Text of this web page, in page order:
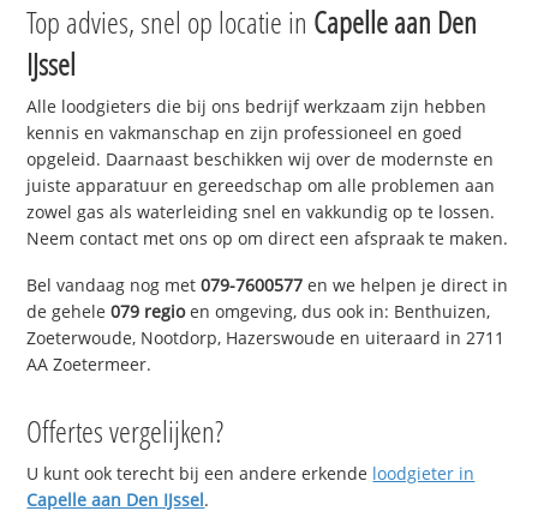
Top advies, snel op locatie in Capelle aan Den
IJssel
Alle loodgieters die bij ons bedrijf werkzaam zijn hebben
kennis en vakmanschap en zijn professioneel en goed
opgeleid. Daarnaast beschikken wij over de modernste en
juiste apparatuur en gereedschap om alle problemen aan
zowel gas als waterleiding snel en vakkundig op te lossen.
Neem contact met ons op om direct een afspraak te maken.
Bel vandaag nog met079-7600577 en we helpen je direct in
de gehele079 regioen omgeving, dus ook in: Benthuizen,
Zoeterwoude, Nootdorp, Hazerswoude en uiteraard in 2711
AA Zoetermeer.
Offertes vergelijken?
U kunt ook terecht bij een andere erkende loodgieter in
Capelle aan Den IJssel.